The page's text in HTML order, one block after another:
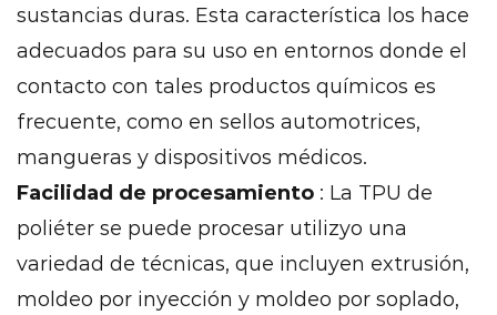
Otros
termoplásticos
17
Conclusión
18
Aplicaciones
poliéter
tpu
18.1
sustancias duras. Esta característica los hace
adecuados para su uso en entornos donde el
contacto con tales productos químicos es
frecuente, como en sellos automotrices,
mangueras y dispositivos médicos.
Facilidad de procesamiento : La TPU de
poliéter se puede procesar utilizyo una
variedad de técnicas, que incluyen extrusión,
moldeo por inyección y moldeo por soplado,